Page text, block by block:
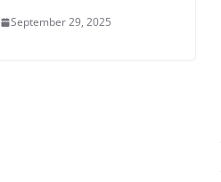
September 29, 2025